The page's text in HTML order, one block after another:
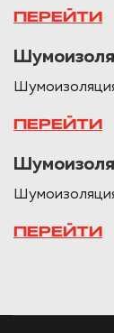
ПЕРЕЙТИ
ПЕРЕЙТИ
ПЕРЕЙТИ